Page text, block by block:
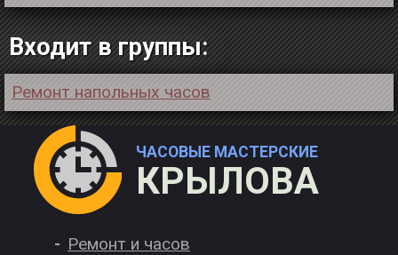
Входит в группы:
Ремонт напольных часов
ЧАСОВЫЕ МАСТЕРСКИЕ
КРЫЛОВА
Ремонт и часов